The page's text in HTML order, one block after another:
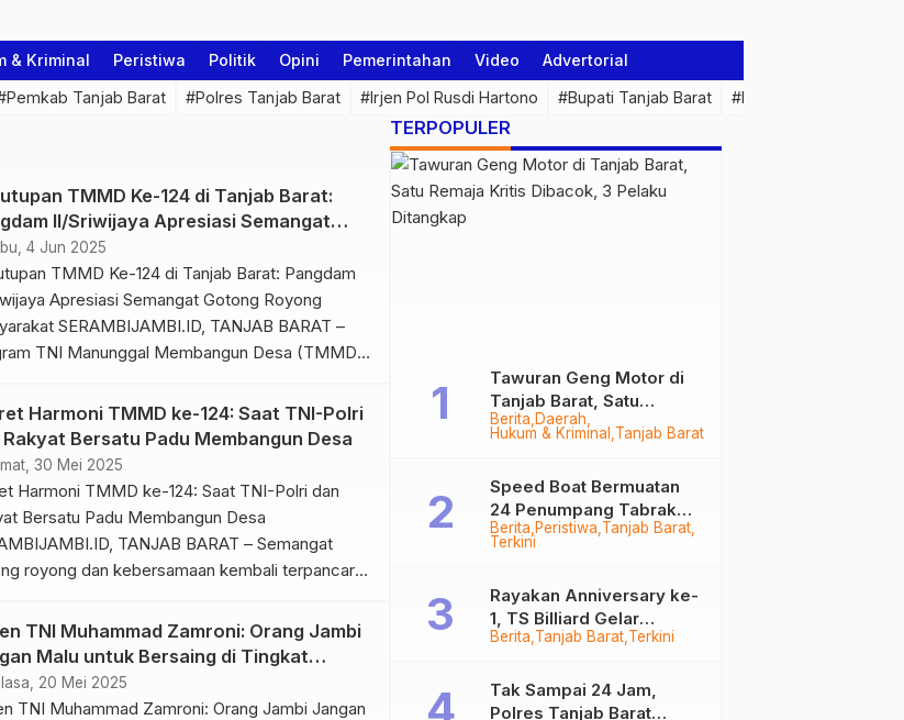
& Kriminal Peristiwa Politik Opini Pemerintahan Video Advertorial
Tanjab Barat #Polres Tanjab Barat #Irjen Pol Rusdi Hartono #Bupati Tanjab Barat #Pemprov Jambi
TMMD Ke-124 di Tanjab Barat:
II/Sriwijaya Apresiasi Semangat
Royong Masyarakat
4 Jun 2025
TMMD Ke-124 di Tanjab Barat: Pangdam
Apresiasi Semangat Gotong Royong
SERAMBIJAMBI.ID, TANJAB BARAT –
TNI Manunggal Membangun Desa (TMMD)
sukses besar, meninggalkan jejak
dan semangat gotong royong yang
tengah masyarakat. Panglima Komando
Militer (Pangdam) II/Sriwijaya, Mayjen TNI
[…]
Harmoni TMMD ke-124: Saat TNI-Polri
Rakyat Bersatu Padu Membangun Desa
30 Mei 2025
Harmoni TMMD ke-124: Saat TNI-Polri dan
Bersatu Padu Membangun Desa
TANJAB BARAT – Semangat
royong dan kebersamaan kembali terpancar
ke-124 Kodim 0419/Tanjab yang kini tengah
Di lokasi kegiatan, prajurit TNI dan anggota
bahu-membahu dengan masyarakat setempat,
sebuah potret harmoni yang
TNI Muhammad Zamroni: Orang Jambi
Malu untuk Bersaing di Tingkat
20 Mei 2025
TNI Muhammad Zamroni: Orang Jambi Jangan
TERPOPULER
Berita Daerah
Hukum & Kriminal Tanjab Barat
Tawuran Geng Motor di
Tanjab Barat, Satu
Remaja Kritis Dibacok, 3
Pelaku Ditangkap
Berita Peristiwa Tanjab Barat
Terkini
Speed Boat Bermuatan
24 Penumpang Tabrak
Togok di Kuala Tungkal,
Berita Tanjab Barat Terkini
Rayakan Anniversary ke-
1, TS Billiard Gelar
Turnamen 9 Ball
Tak Sampai 24 Jam,
Polres Tanjab Barat